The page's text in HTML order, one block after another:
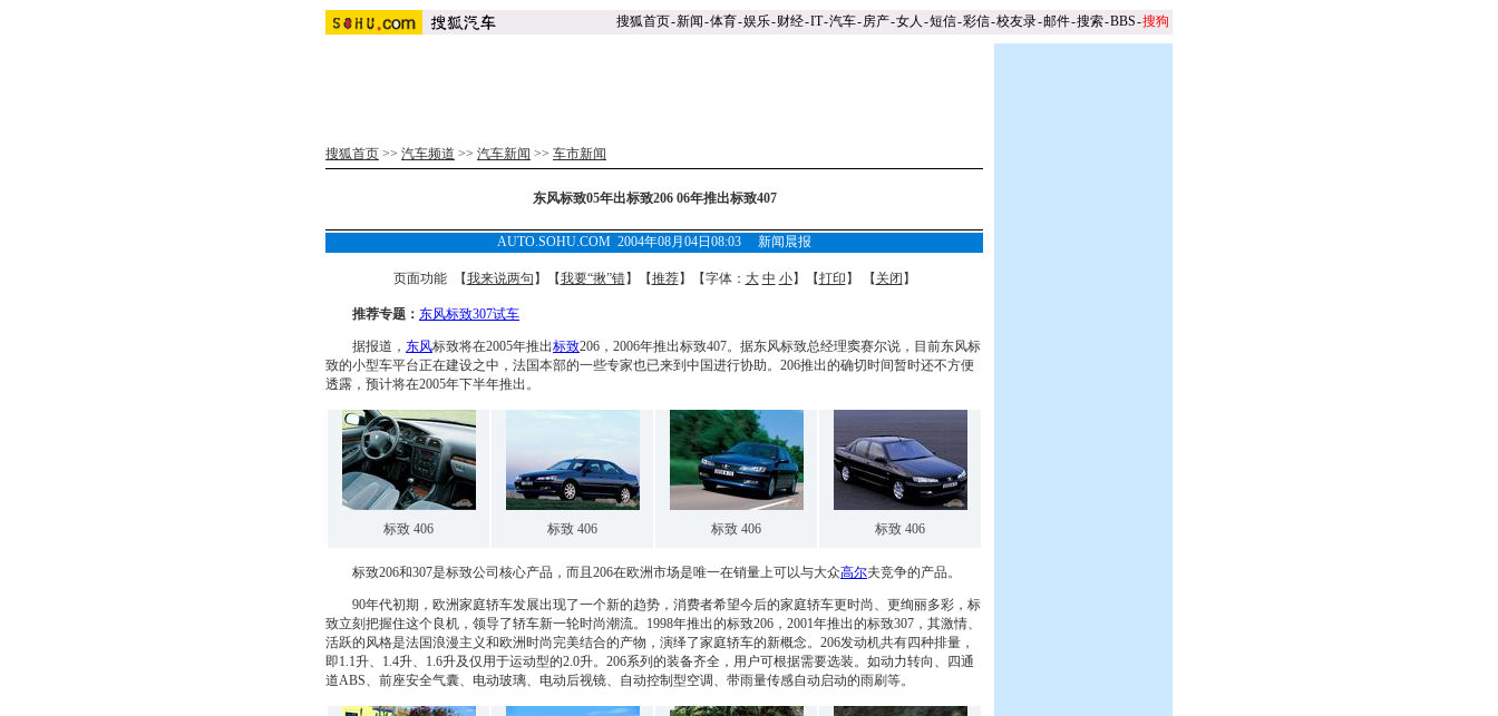
搜狐首页-新闻-体育-娱乐-财经-IT-汽车-房产-女人 -短信-彩信-校友录-邮件-搜索-BBS-搜狗
搜狐首页 >> 汽车频道 >> 汽车新闻 >> 车市新闻
东风标致05年出标致206 06年推出标致407
AUTO.SOHU.COM 2004年08月04日08:03 新闻晨报
页面功能 【我来说两句 】【我要“揪”错】【推荐】【字体： 大 中 小】【打印 】 【 关闭 】
推荐专题： 东风标致307试车
据报道， 东风标致将在2005年推出标致206，2006年推出标致407。据东风标致总经理窦赛尔说，目前东风标
致的小型车平台正在建设之中，法国本部的一些专家也已来到中国进行协助。206推出的确切时间暂时还不方便
透露，预计将在2005年下半年推出。
标致 406 标致 406 标致 406 标致 406
标致206和307是标致公司核心产品，而且206在欧洲市场是唯一在销量上可以与大众高尔夫竞争的产品。
90年代初期，欧洲家庭轿车发展出现了一个新的趋势，消费者希望今后的家庭轿车更时尚、更绚丽多彩，标
致立刻把握住这个良机，领导了轿车新一轮时尚潮流。1998年推出的标致206，2001年推出的标致307，其激情、
活跃的风格是法国浪漫主义和欧洲时尚完美结合的产物，演绎了家庭轿车的新概念。206发动机共有四种排量，
即1.1升、1.4升、1.6升及仅用于运动型的2.0升。206系列的装备齐全，用户可根据需要选装。如动力转向、四通
道ABS、前座安全气囊、电动玻璃、电动后视镜、自动控制型空调、带雨量传感自动启动的雨刷等。